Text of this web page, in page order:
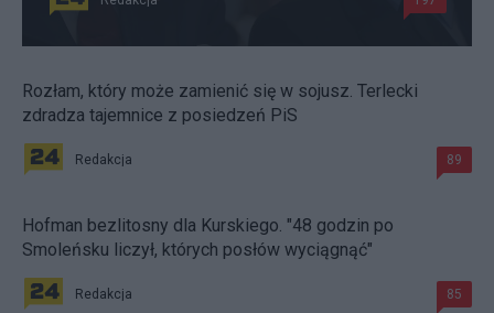
Rozłam, który może zamienić się w sojusz. Terlecki
zdradza tajemnice z posiedzeń PiS
Redakcja 89
Hofman bezlitosny dla Kurskiego. "48 godzin po
Smoleńsku liczył, których posłów wyciągnąć"
Redakcja 85